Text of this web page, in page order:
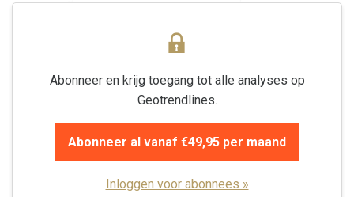
Abonneer en krijg toegang tot alle analyses op
Geotrendlines.
Abonneer al vanaf €49,95 per maand
Inloggen voor abonnees »